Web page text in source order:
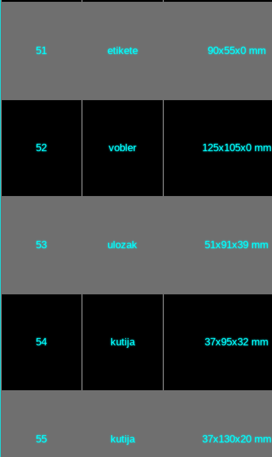
51 etikete 90x55x0 mm
52 vobler 125x105x0 mm
53 ulozak 51x91x39 mm
54 kutija 37x95x32 mm
55 kutija 37x130x20 mm